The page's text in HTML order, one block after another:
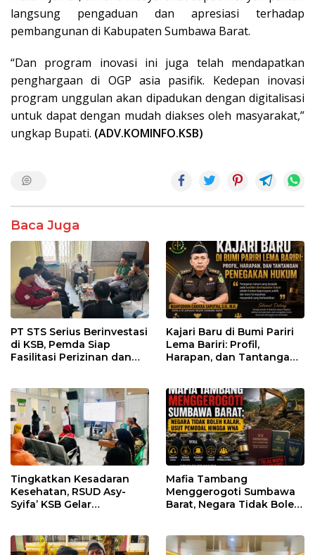
langsung pengaduan dan apresiasi terhadap
pembangunan di Kabupaten Sumbawa Barat.
“Dan program inovasi ini juga telah mendapatkan
penghargaan di OGP asia pasifik. Kedepan inovasi
program unggulan akan dipadukan dengan digitalisasi
untuk dapat dengan mudah diakses oleh masyarakat,”
ungkap Bupati. (ADV.KOMINFO.KSB)
Baca Juga
PT STS Serius Berinvestasi
di KSB, Pemda Siap
Fasilitasi Perizinan dan
Kajari Baru di Bumi Pariri
Lema Bariri: Profil,
Harapan, dan Tantangan
Tingkatkan Kesadaran
Kesehatan, RSUD Asy-
Syifa’ KSB Gelar
Mafia Tambang
Menggerogoti Sumbawa
Barat, Negara Tidak Boleh